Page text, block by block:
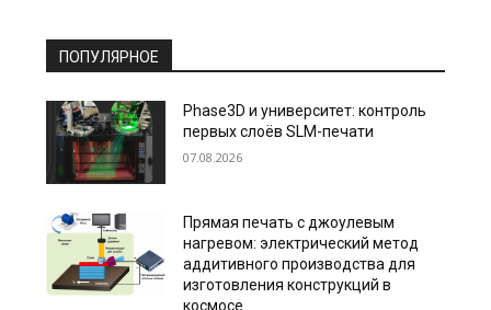
ПОПУЛЯРНОЕ
Phase3D и университет: контроль
первых слоёв SLM-печати
07.08.2026
Прямая печать с джоулевым
нагревом: электрический метод
аддитивного производства для
изготовления конструкций в
космосе